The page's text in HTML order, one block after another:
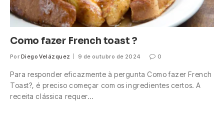
Como fazer French toast ?
Por Diego Velázquez 9 de outubro de 2024 0
Para responder eficazmente à pergunta Como fazer French
Toast?, é preciso começar com os ingredientes certos. A
receita clássica requer…